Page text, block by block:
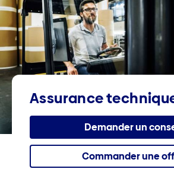
Assurance
Demander un
Commander une